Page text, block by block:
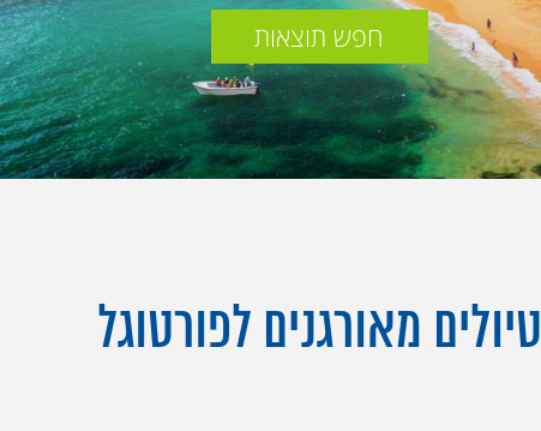
חפש תוצאות
טיולים מאורגנים לפורטוגל